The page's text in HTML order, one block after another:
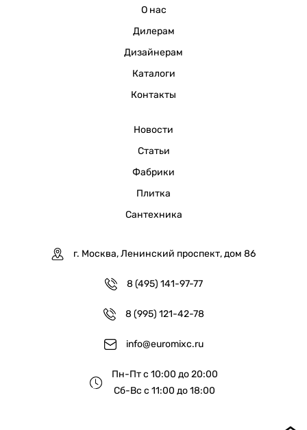
О нас
Дилерам
Дизайнерам
Каталоги
Контакты
Новости
Статьи
Фабрики
Плитка
Сантехника
г. Москва, Ленинский проспект, дом 86
8 (495) 141-97-77
8 (995) 121-42-78
info@euromixc.ru
Пн-Пт с 10:00 до 20:00
Сб-Вс с 11:00 до 18:00